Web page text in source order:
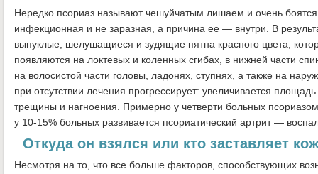
Нередко псориаз называют чешуйчатым лишаем и очень
инфекционная и не заразная, а причина ее — внутри. В
выпуклые, шелушащиеся и зудящие пятна красного цвета,
появляются на локтевых и коленных сгибах, в нижней части
на волосистой части головы, ладонях, ступнях, а также на
при отсутствии лечения прогрессирует: увеличивается
трещины и нагноения. Примерно у четверти больных
у 10-15% больных развивается псориатический артрит —
Откуда он взялся или кто заставляет
Несмотря на то, что все больше факторов, способствующих